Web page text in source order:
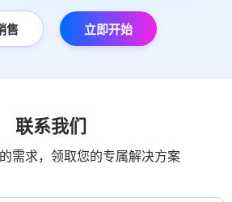
售 立即开始
联系我们
需求，领取您的专属解决方案